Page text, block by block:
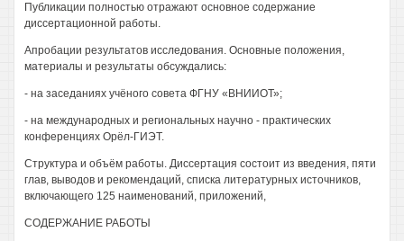
Публикации полностью отражают основное содержание
диссертационной работы.
Апробации результатов исследования. Основные положения,
материалы и результаты обсуждались:
- на заседаниях учёного совета ФГНУ «ВНИИОТ»;
- на международных и региональных научно - практических
конференциях Орёл-ГИЭТ.
Структура и объём работы. Диссертация состоит из введения, пяти
глав, выводов и рекомендаций, списка литературных источников,
включающего 125 наименований, приложений,
СОДЕРЖАНИЕ РАБОТЫ